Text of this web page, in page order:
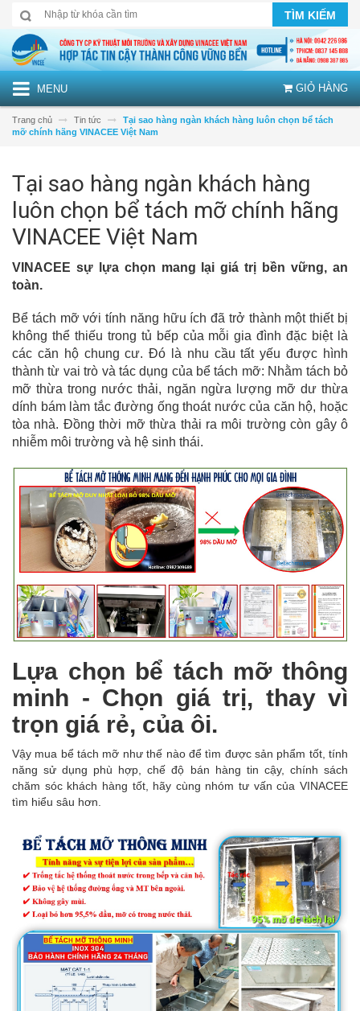
TÌM KIẾM
MENU GIỎ HÀNG
Trang chủ Tin tức
Tại sao hàng ngàn khách hàng luôn chọn bể tách
mỡ chính hãng VINACEE Việt Nam
Tại sao hàng ngàn khách hàng
luôn chọn bể tách mỡ chính hãng
VINACEE Việt Nam
VINACEE sự lựa chọn mang lại giá trị bền vững, an
toàn.
Bể tách mỡ với tính năng hữu ích đã trở thành một thiết bị
không thể thiếu trong tủ bếp của mỗi gia đình đặc biệt là
các căn hộ chung cư. Đó là nhu cầu tất yếu được hình
thành từ vai trò và tác dụng của bể tách mỡ: Nhằm tách bỏ
mỡ thừa trong nước thải, ngăn ngừa lượng mỡ dư thừa
dính bám làm tắc đường ống thoát nước của căn hộ, hoặc
tòa nhà. Đồng thời mỡ thừa thải ra môi trường còn gây ô
nhiễm môi trường và hệ sinh thái.
Lựa chọn bể tách mỡ thông
minh - Chọn giá trị, thay vì
trọn giá rẻ, của ôi.
Vậy mua bể tách mỡ như thế nào để tìm được sản phẩm tốt, tính
năng sử dụng phù hợp, chế độ bán hàng tin cậy, chính sách
chăm sóc khách hàng tốt, hãy cùng nhóm tư vấn của VINACEE
tìm hiểu sâu hơn.